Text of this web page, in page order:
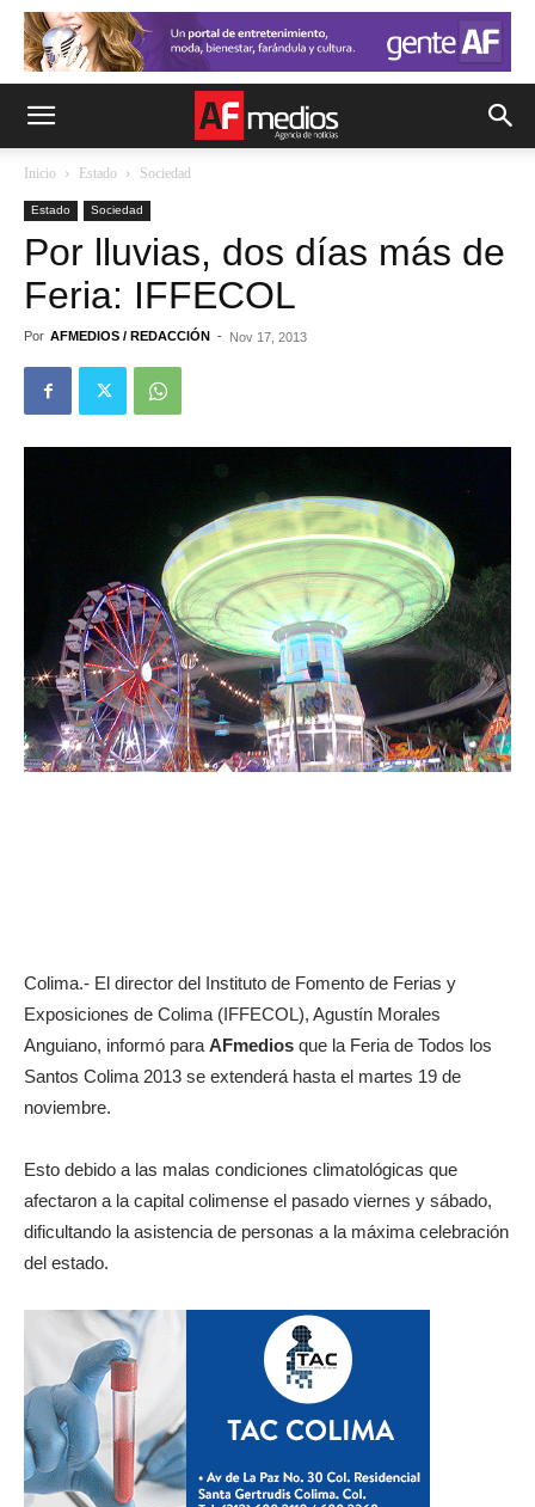
Inicio Estado Sociedad
Estado Sociedad
Por lluvias, dos días más de
Feria: IFFECOL
Por AFMEDIOS / REDACCIÓN - Nov 17, 2013
Colima.- El director del Instituto de Fomento de Ferias y
Exposiciones de Colima (IFFECOL), Agustín Morales
Anguiano, informó para AFmedios que la Feria de Todos los
Santos Colima 2013 se extenderá hasta el martes 19 de
noviembre.
Esto debido a las malas condiciones climatológicas que
afectaron a la capital colimense el pasado viernes y sábado,
dificultando la asistencia de personas a la máxima celebración
del estado.